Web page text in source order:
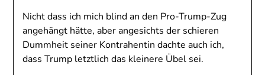
Nicht dass ich mich blind an den Pro-Trump-Zug
angehängt hätte, aber angesichts der schieren
Dummheit seiner Kontrahentin dachte auch ich,
dass Trump letztlich das kleinere Übel sei.